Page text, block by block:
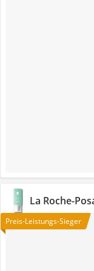
La Roche-
Preis-Leistungs-Sieger